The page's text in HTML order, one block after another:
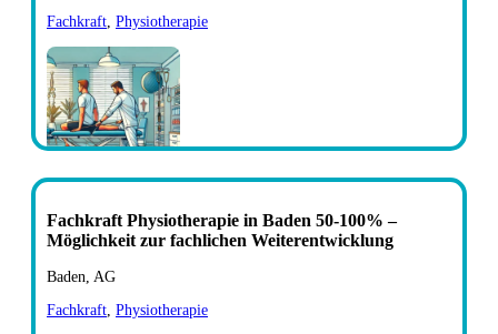
Fachkraft Physiotherapie
Fachkraft Physiotherapie in Baden 50-100% –
Möglichkeit zur fachlichen Weiterentwicklung
Baden, AG
Fachkraft Physiotherapie